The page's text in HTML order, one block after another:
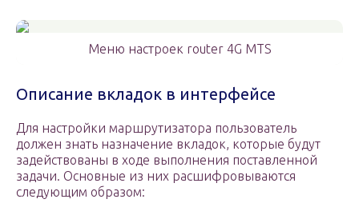
Меню настроек router 4G MTS
Описание вкладок в интерфейсе
Для настройки маршрутизатора пользователь
должен знать назначение вкладок, которые будут
задействованы в ходе выполнения поставленной
задачи. Основные из них расшифровываются
следующим образом: